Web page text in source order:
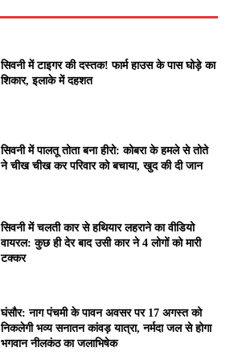
सिवनी में टाइगर की दस्तक! फार्म हाउस के पास घोड़े का
शिकार, इलाके में दहशत
सिवनी में पालतू तोता बना हीरो: कोबरा के हमले से तोते
ने चीख चीख कर परिवार को बचाया, खुद की दी जान
सिवनी में चलती कार से हथियार लहराने का वीडियो
वायरल: कुछ ही देर बाद उसी कार ने 4 लोगों को मारी
टक्कर
घंसौर: नाग पंचमी के पावन अवसर पर 17 अगस्त को
निकलेगी भव्य सनातन कांवड़ यात्रा, नर्मदा जल से होगा
भगवान नीलकंठ का जलाभिषेक